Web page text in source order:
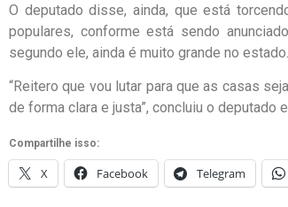
O deputado disse, ainda, que está
populares, conforme está sendo
segundo ele, ainda é muito grande no estado.
“Reitero que vou lutar para que as casas
de forma clara e justa”, concluiu o deputado
Compartilhe isso:
X Facebook Telegram